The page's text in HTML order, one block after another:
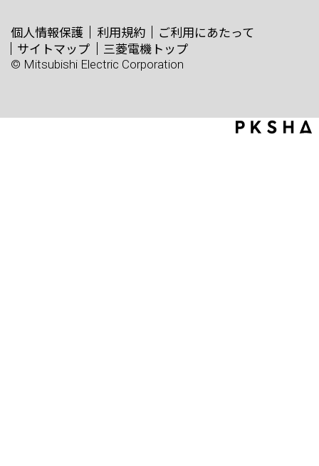
個人情報保護 利用規約
ご利用にあたって
サイトマップ
三菱電機トップ
© Mitsubishi Electric Corporation